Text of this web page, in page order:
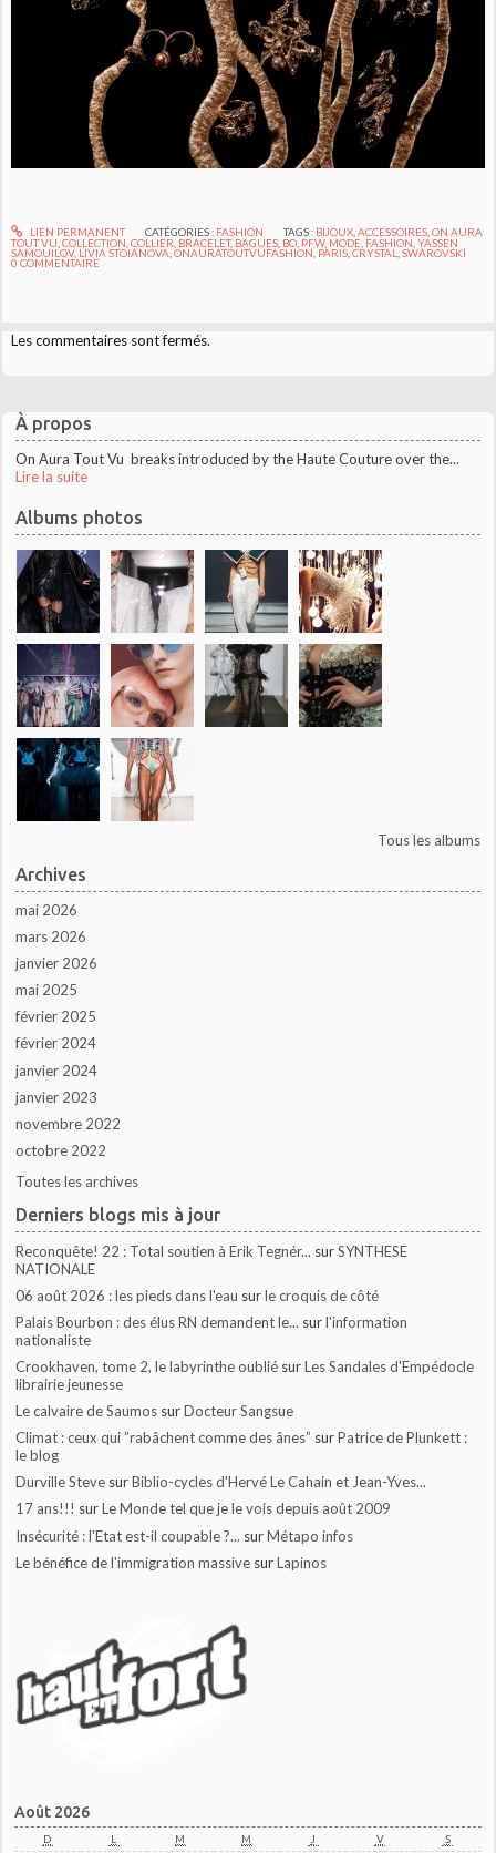
À propos
On Aura Tout Vu breaks introduced by the Haute Couture over the...
Lire la suite
Albums photos
Tous les albums
Archives
mai 2026
mars 2026
janvier 2026
mai 2025
février 2025
février 2024
janvier 2024
janvier 2023
novembre 2022
octobre 2022
Toutes les archives
Derniers blogs mis à jour
Reconquête! 22 : Total soutien à Erik Tegnér... surSYNTHESE
NATIONALE
06 août 2026 : les pieds dans l'eau surle croquis de côté
Palais Bourbon : des élus RN demandent le... surl'information
nationaliste
Crookhaven, tome 2, le labyrinthe oublié surLes Sandales d'Empédocle
librairie jeunesse
Le calvaire de Saumos surDocteur Sangsue
Climat : ceux qui ”rabâchent comme des ânes” surPatrice de Plunkett :
le blog
Durville Steve surBiblio-cycles d'Hervé Le Cahain et Jean-Yves...
17 ans!!! surLe Monde tel que je le vois depuis août 2009
Insécurité : l'Etat est-il coupable ?... surMétapo infos
Le bénéfice de l'immigration massive surLapinos
Août 2026
D L M M J V S
LIEN PERMANENT CATÉGORIES : FASHION TAGS : BIJOUX ,ACCESSOIRES ,ON AURA
TOUT VU ,COLLECTION ,COLLIER BRACELET, BAGUES BO PFW, MODE FASHION ,YASSEN
SAMOUILOV, LIVIA STOIANOVA ,ONAURATOUTVUFASHION PARIS ,CRYSTAL ,SWAROVSKI
0 COMMENTAIRE
Les commentaires sont fermés.